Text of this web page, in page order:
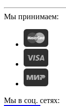
Мы принимаем:
Мы в соц. сетях: